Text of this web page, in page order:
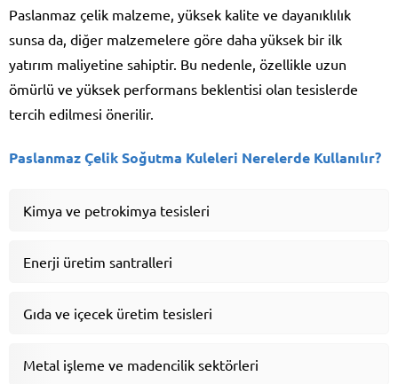
Paslanmaz çelik malzeme, yüksek kalite ve dayanıklılık
sunsa da, diğer malzemelere göre daha yüksek bir ilk
yatırım maliyetine sahiptir. Bu nedenle, özellikle uzun
ömürlü ve yüksek performans beklentisi olan tesislerde
tercih edilmesi önerilir.
Paslanmaz Çelik Soğutma Kuleleri Nerelerde Kullanılır?
Kimya ve petrokimya tesisleri
Enerji üretim santralleri
Gıda ve içecek üretim tesisleri
Metal işleme ve madencilik sektörleri